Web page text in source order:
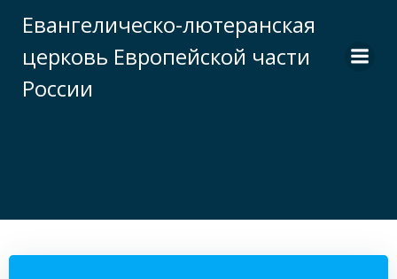
к
содержимому
Евангелическо-лютеранская
церковь Европейской части
России